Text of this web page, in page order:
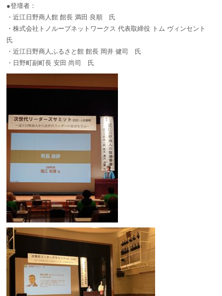
●登壇者：
・近江日野商人館 館長 満田 良順 氏
・株式会社トノループネットワークス 代表取締役 トム ヴィンセント
氏
・近江日野商人ふるさと館 館長 岡井 健司 氏
・日野町副町長 安田 尚司 氏